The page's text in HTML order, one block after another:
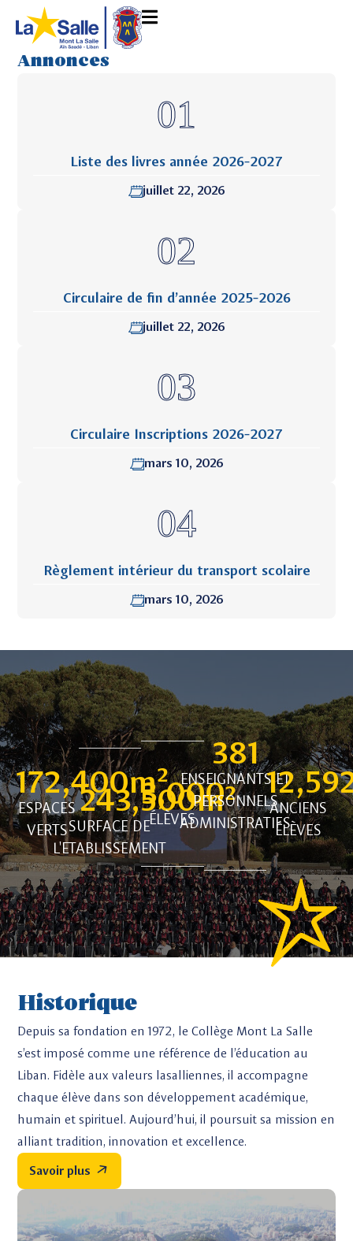
Annonces
Liste des livres année 2026-2027
juillet 22, 2026
Circulaire de fin d’année 2025-2026
juillet 22, 2026
Circulaire Inscriptions 2026-2027
mars 10, 2026
Règlement intérieur du transport scolaire
mars 10, 2026
ESPACES
VERTS
172,400m²
SURFACE DE
L'ETABLISSEMENT
243,500m²
ÉLÈVES
3,000
ENSEIGNANTS ET
PERSONNELS
ADMINISTRATIFS
381
ANCIENS
ÉLÈVES
Historique
Depuis sa fondation en 1972, le Collège Mont La Salle
s’est imposé comme une référence de l’éducation au
Liban. Fidèle aux valeurs lasalliennes, il accompagne
chaque élève dans son développement académique,
humain et spirituel. Aujourd’hui, il poursuit sa mission en
alliant tradition, innovation et excellence.
Savoir plus